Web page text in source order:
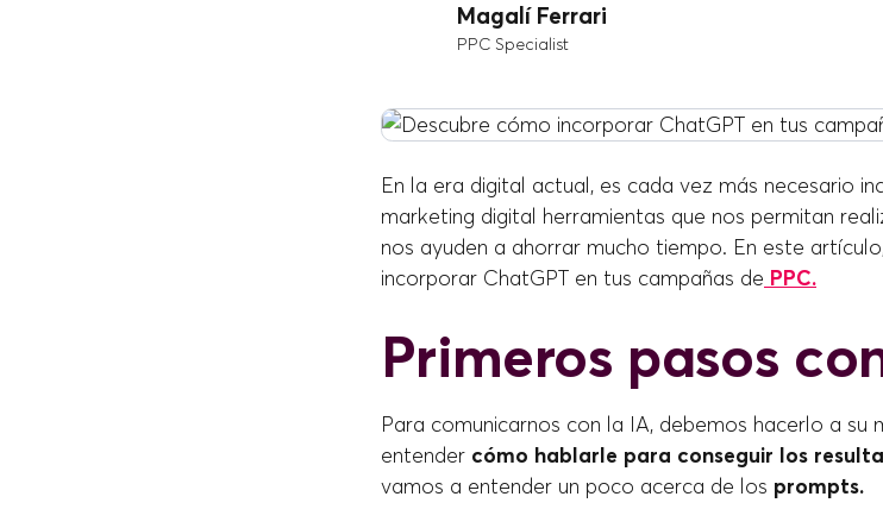
Magalí Ferrari
PPC Specialist
En la era digital actual, es cada vez más necesario
marketing digital herramientas que nos permitan
nos ayuden a ahorrar mucho tiempo. En este
incorporar ChatGPT en tus campañas de PPC.
Primeros pasos
Para comunicarnos con la IA, debemos hacerlo a su
entender cómo hablarle para conseguir los
vamos a entender un poco acerca de los prompts.